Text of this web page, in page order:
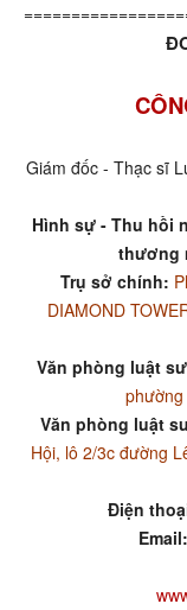
Giám đốc - Thạc sĩ
Hình sự - Thu hồi
thương
Trụ sở chính:
DIAMOND
Văn phòng luật
Văn phòng luật
Hội, lô 2/3c đường
Điện
Email: